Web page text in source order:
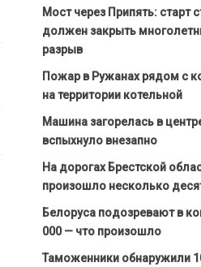
Мост через Припять: старт
должен закрыть
разрыв
Пожар в Ружанах рядом с
на территории котельной
Машина загорелась в
вспыхнуло внезапно
На дорогах Брестской
произошло несколько
Белоруса подозревают в
000 — что произошло
Таможенники обнаружили